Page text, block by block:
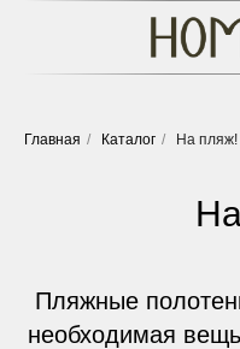
Главная / Каталог / На пляж!
Пляжные
необходимая